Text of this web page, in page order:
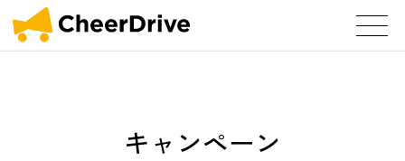
キャンペーン